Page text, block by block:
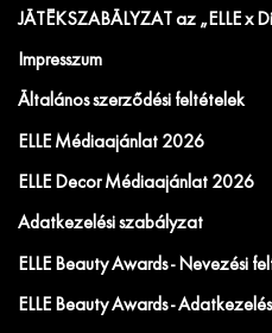
JÁTÉKSZABÁLYZAT az „ELLE x
Impresszum
Általános szerződési feltételek
ELLE Médiaajánlat 2026
ELLE Decor Médiaajánlat 2026
Adatkezelési szabályzat
ELLE Beauty Awards - Nevezési
ELLE Beauty Awards -